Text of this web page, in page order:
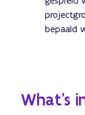
bepaald
What’s